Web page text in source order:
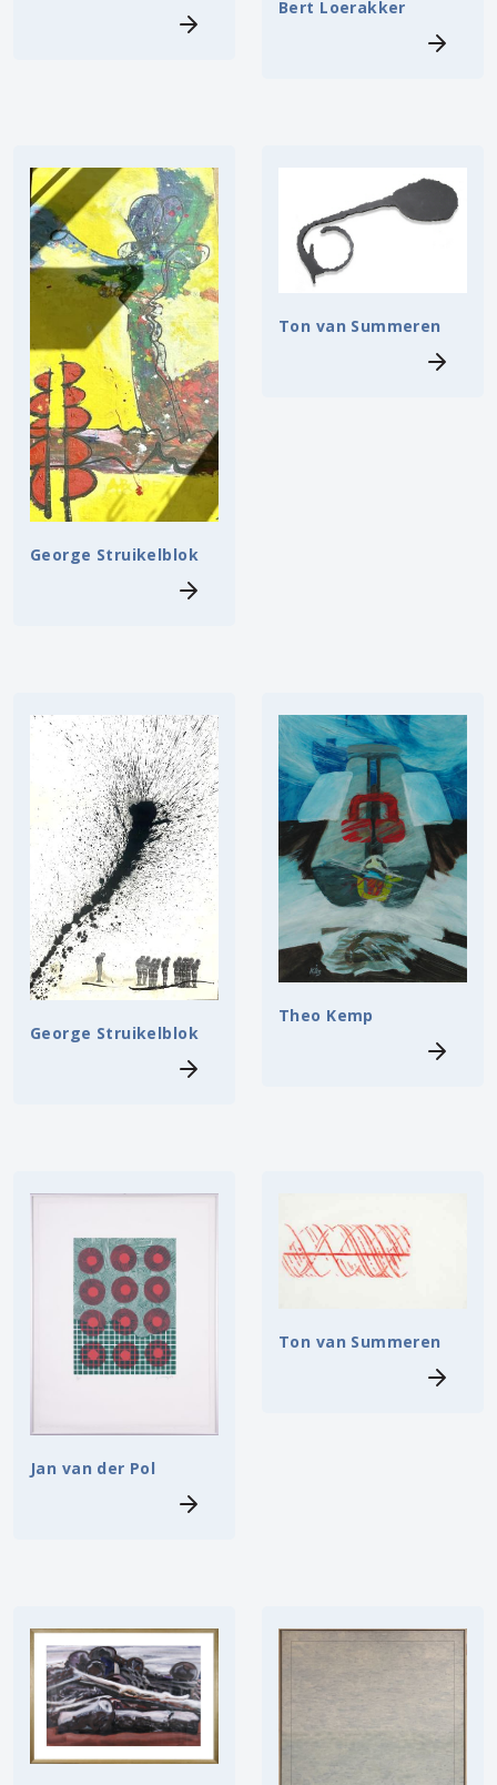
Bert Loerakker
George Struikelblok
Ton van Summeren
George Struikelblok
Theo Kemp
Jan van der Pol
Ton van Summeren